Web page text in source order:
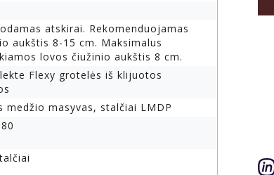
atskirai. Rekomenduojamas
aukštis 8-15 cm. Maksimalus
lovos čiužinio aukštis 8 cm.
Flexy grotelės iš klijuotos
medžio masyvas, stalčiai LMDP